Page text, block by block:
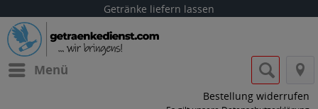
Getränke liefern lassen
Menü
Bestellung widerrufen